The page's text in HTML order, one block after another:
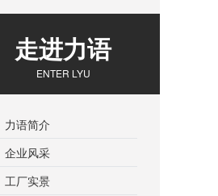
2M-01F
走进力语
ENTER LYU
力语简介
企业风采
工厂实景